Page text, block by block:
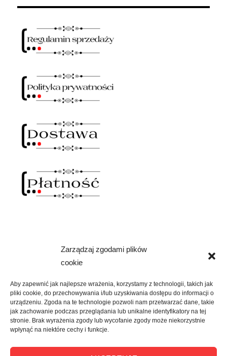
Zarządzaj zgodami plików
cookie
Aby zapewnić jak najlepsze wrażenia, korzystamy z technologii, takich jak
pliki cookie, do przechowywania i/lub uzyskiwania dostępu do informacji o
urządzeniu. Zgoda na te technologie pozwoli nam przetwarzać dane, takie
jak zachowanie podczas przeglądania lub unikalne identyfikatory na tej
stronie. Brak wyrażenia zgody lub wycofanie zgody może niekorzystnie
wpłynąć na niektóre cechy i funkcje.
NAWIAS OTWARTY
SKLEP
menu
potomne
KREATYWNIE
rozwiń
menu
potomne
KULTURALNIE
rozwiń